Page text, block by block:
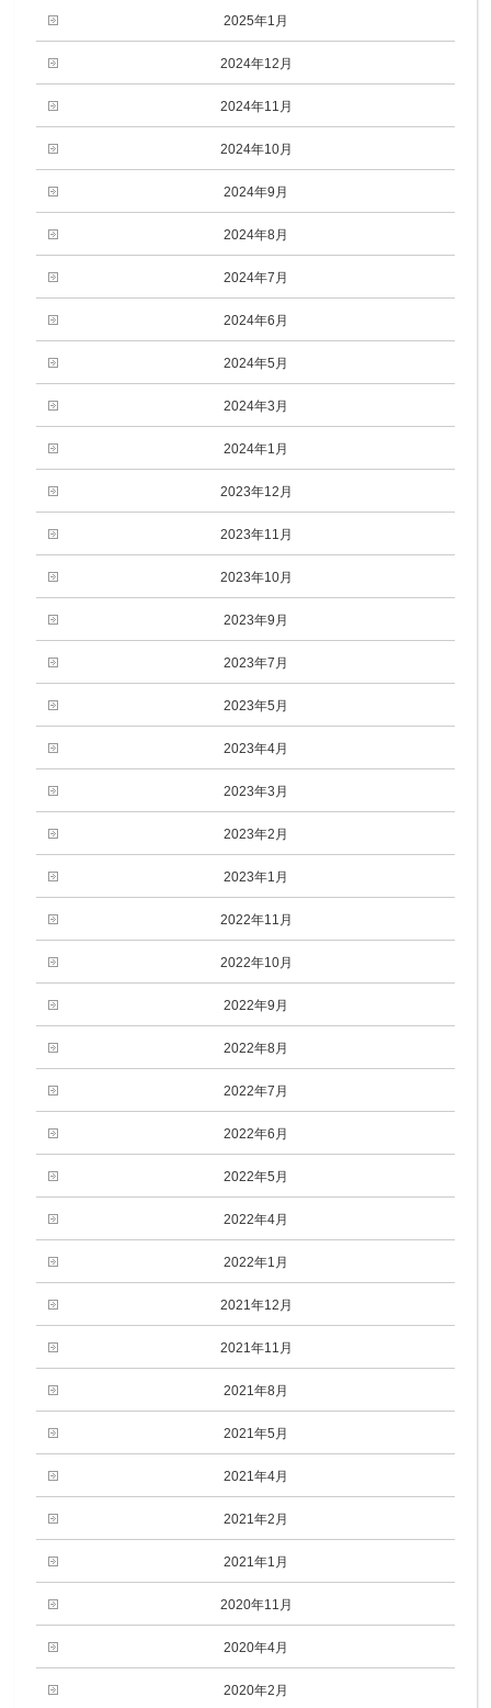
2025年1月
2024年12月
2024年11月
2024年10月
2024年9月
2024年8月
2024年7月
2024年6月
2024年5月
2024年3月
2024年1月
2023年12月
2023年11月
2023年10月
2023年9月
2023年7月
2023年5月
2023年4月
2023年3月
2023年2月
2023年1月
2022年11月
2022年10月
2022年9月
2022年8月
2022年7月
2022年6月
2022年5月
2022年4月
2022年1月
2021年12月
2021年11月
2021年8月
2021年5月
2021年4月
2021年2月
2021年1月
2020年11月
2020年4月
2020年2月